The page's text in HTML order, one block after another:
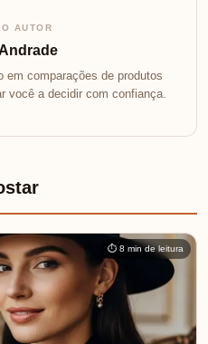
AUTOR
em comparações de produtos
você a decidir com confiança.
⏱ 8 min de leitura